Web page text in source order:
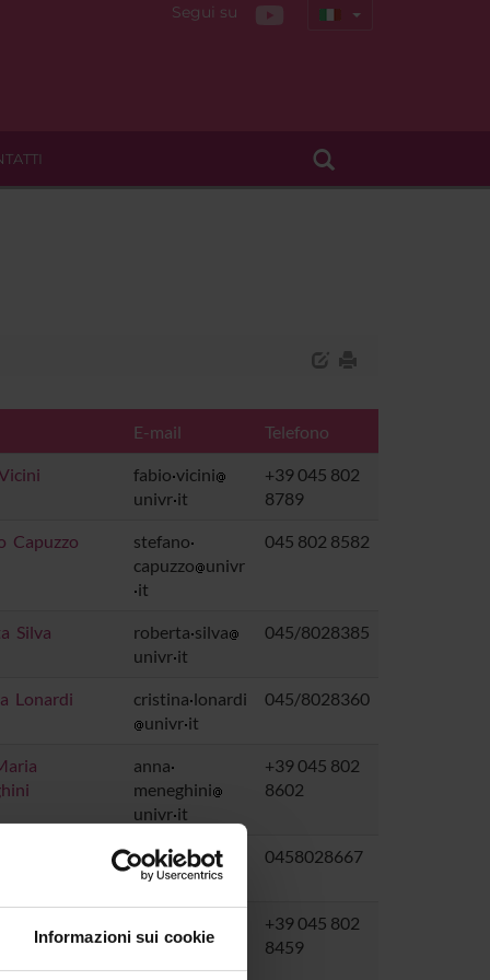
Informazioni sui cookie
Segui su
E-mail Telefono
fabio vicini
univr it
+39 045 802
8789
Capuzzo
stefano
capuzzo
univr
it
045 802 8582
Silva roberta silva
univr it
045/8028385
Lonardi cristina lonardi
univr it
045/8028360
anna
meneghini
univr it
+39 045 802
8602
gianluca solla
univr it
0458028667
badino univr
it
+39 045 802
8459